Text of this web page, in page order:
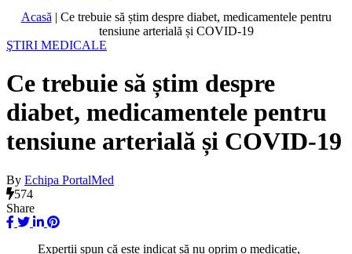
Acasă | Ce trebuie să știm despre diabet, medicamentele pentru
tensiune arterială și COVID-19
ŞTIRI MEDICALE
Ce trebuie să știm despre
diabet, medicamentele pentru
tensiune arterială și COVID-19
By Echipa PortalMed
574
Share
Experții spun că este indicat să nu oprim o medicație,